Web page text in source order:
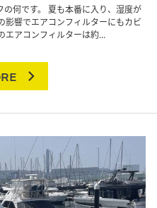
何です。 夏も本番に入り、湿度が
影響でエアコンフィルターにもカビ
エアコンフィルターは約...